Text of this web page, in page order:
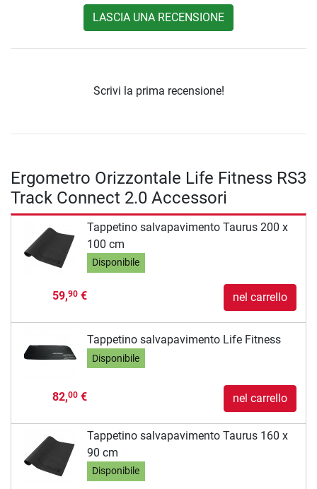
LASCIA UNA RECENSIONE
Scrivi la prima recensione!
Ergometro Orizzontale Life Fitness RS3
Track Connect 2.0 Accessori
Tappetino salvapavimento Taurus 200 x
100 cm
Disponibile
59,90€ nel carrello
Tappetino salvapavimento Life Fitness
Disponibile
82,00€ nel carrello
Tappetino salvapavimento Taurus 160 x
90 cm
Disponibile